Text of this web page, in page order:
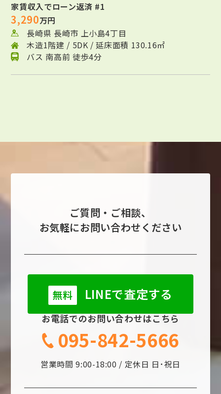
家賃収入でローン返済 #1
3,290万円
長崎県 長崎市 上小島4丁目
木造1階建 / 5DK / 延床面積 130.16㎡
バス 南高前 徒歩4分
ご質問・ご相談、
お気軽にお問い合わせください
無料 LINEで査定する
お電話でのお問い合わせはこちら
095-842-5666
営業時間 9:00-18:00 / 定休日 日･祝日